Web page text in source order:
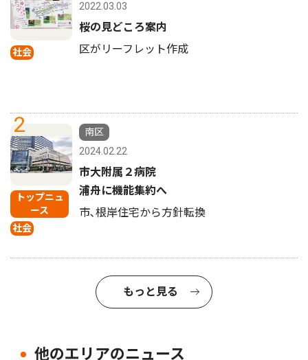
社会
2022.03.03
桜の見どころ案内
区がリーフレット作成
2
トップニュ
ース
社会
南区
2024.02.22
市大附属２病院
浦舟に機能集約へ
市､根岸住宅から方針転換
もっと見る
他のエリアのニュース